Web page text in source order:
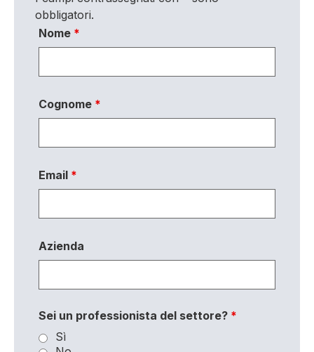
obbligatori.
Nome *
Cognome *
Email *
Azienda
Sei un professionista del settore? *
Sì